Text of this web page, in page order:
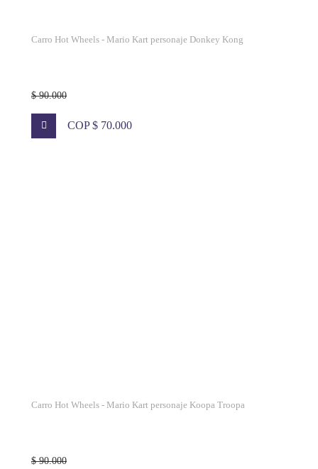
Carro Hot Wheels - Mario Kart personaje Donkey Kong
$ 90.000
COP $ 70.000
Carro Hot Wheels - Mario Kart personaje Koopa Troopa
$ 90.000